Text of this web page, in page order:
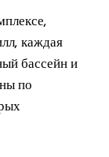
каждая
бассейн и
по